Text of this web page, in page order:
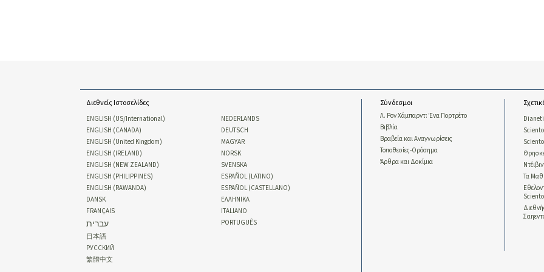
Διεθνείς Ιστοσελίδες
ENGLISH (US/International)
ENGLISH (CANADA)
ENGLISH (United Kingdom)
ENGLISH (IRELAND)
ENGLISH (NEW ZEALAND)
ENGLISH (PHILIPPINES)
ENGLISH (RAWANDA)
DANSK
FRANÇAIS
עברית
日本語
РУССКИЙ
繁體中文
NEDERLANDS
DEUTSCH
MAGYAR
NORSK
SVENSKA
ESPAÑOL (LATINO)
ESPAÑOL (CASTELLANO)
ΕΛΛΗΝΙΚA
ITALIANO
PORTUGUÊS
Σύνδεσμοι
Λ. Ρον Χάμπαρντ: Ένα Πορτρέτο
Βιβλία
Βραβεία και Αναγνωρίσεις
Τοποθεσίες-Ορόσημα
Άρθρα και Δοκίμια
Τα